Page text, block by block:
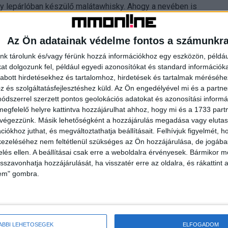
Az Ön adatainak védelme fontos a
tárolunk és/vagy férünk hozzá információkhoz egy eszközön,
dolgozunk fel, például egyedi azonosítókat és standard
hirdetésekhez és tartalomhoz, hirdetések és tartalmak
és szolgáltatásfejlesztéshez küld. Az Ön engedélyével mi és a
szerzett pontos geolokációs adatokat és azonosítási
helyre kattintva hozzájárulhat ahhoz, hogy mi és a 1733
Másik lehetőségként a hozzájárulás megadása vagy
juthat, és megváltoztathatja beállításait. Felhívjuk figyelmét,
nem feltétlenül szükséges az Ön hozzájárulása, de
ellen. A beállításai csak erre a weboldalra érvényesek. Bármikor
hozzájárulását, ha visszatér erre az oldalra, és rákattint
gombra.
LEHETŐSÉGEK ELFOGADOM
készülő malátawhisky. Ahogy a nevében is
imidzskampány az angol nyelvterületen futó „The
számára is könnyen dekódolható formába.
révén építi a prémium márkát – bár a
magyar piacra szóló kampányok között, megtartja az
natív – azaz a megjelenítő média
még ha nem is teljesen a tartalommarketingben
terméket kizárólag olyan oldalakon hirdessük, akik
az azt kihelyező médium (nevével, pozíciójával
legjobb médium imidzse is segíti, hogy
oldal volt többek között a Portfolió („THE source of
például a Player.hu („THE men’s magazine”).
„whitelist oldalakon”, melyek saját ágazatukban